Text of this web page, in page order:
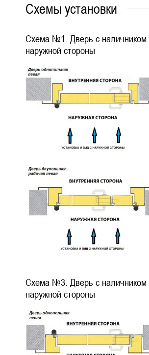
Схемы установки
Схема №1. Дверь с наличником
наружной стороны
Схема №3. Дверь с наличником
наружной стороны